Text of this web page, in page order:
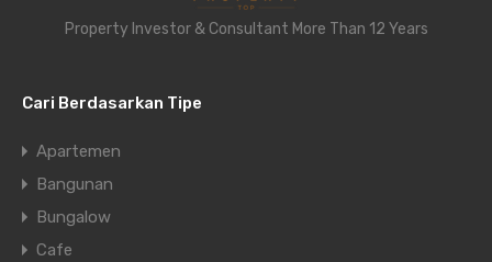
Property Investor & Consultant More Than 12 Years
Cari Berdasarkan Tipe
Apartemen
Bangunan
Bungalow
Cafe